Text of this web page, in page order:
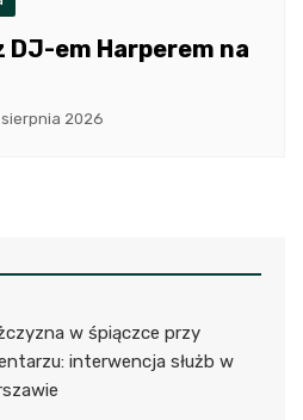
DJ-em Harperem na
2026
w śpiączce przy
interwencja służb w